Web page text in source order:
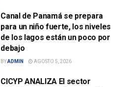
Canal de Panamá se prepara
para un niño fuerte, los niveles
de los lagos están un poco por
debajo
BYADMIN AGOSTO 5, 2026
CICYP ANALIZA El sector